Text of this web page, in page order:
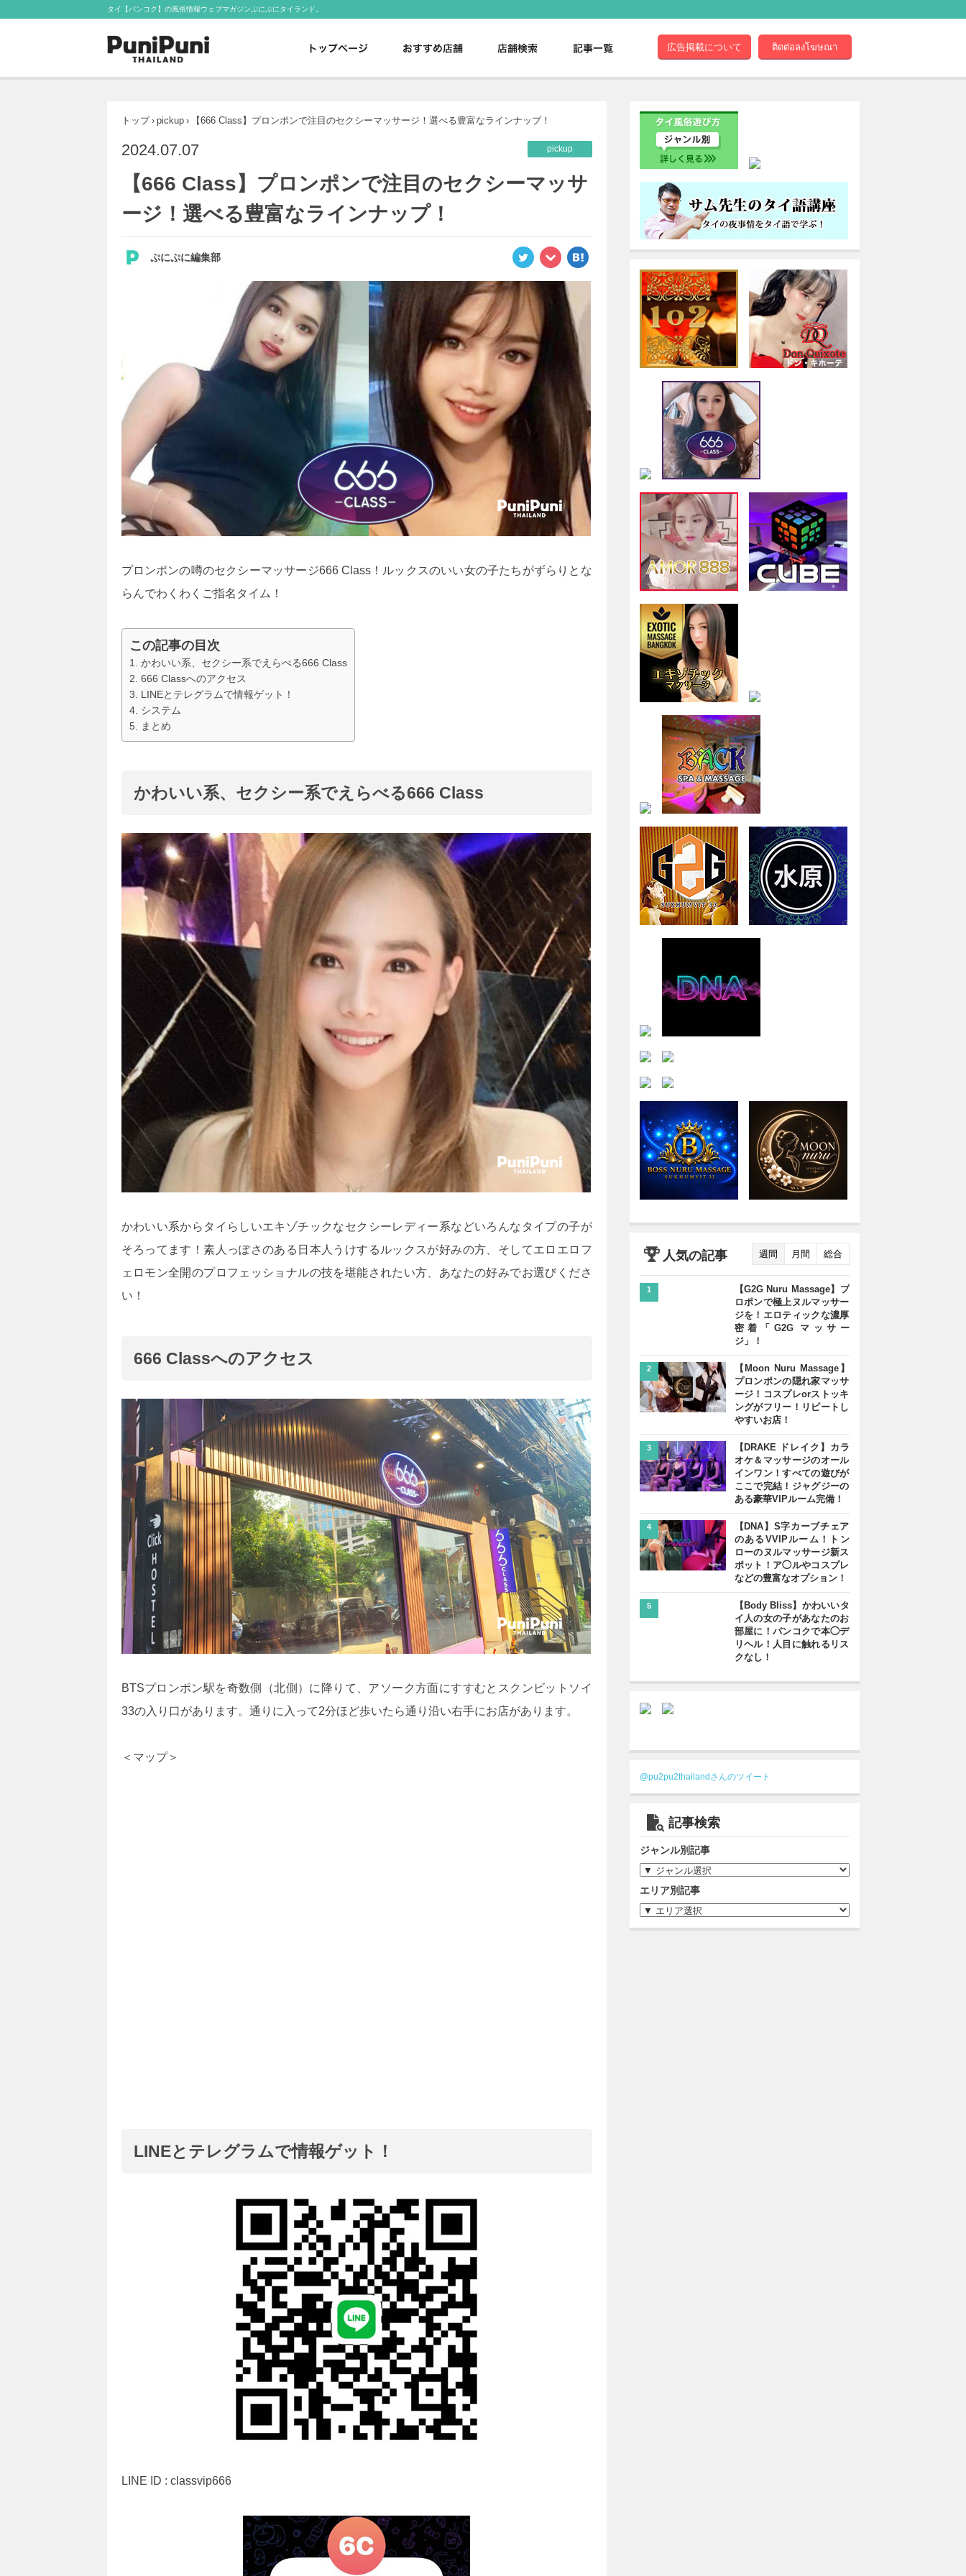
タイ【バンコク】の風俗情報ウェブマガジンぷにぷにタイランド。
広告掲載について ติดต่อลงโฆษณา
トップ › pickup › 【666 Class】プロンポンで注目のセクシーマッサージ！選べる豊富なラインナップ！
2024.07.07 pickup
【666 Class】プロンポンで注目のセクシーマッサ
ージ！選べる豊富なラインナップ！
ぷにぷに編集部
プロンポンの噂のセクシーマッサージ666 Class！ルックスのいい女の子たちがずらりとな
らんでわくわくご指名タイム！
この記事の目次
かわいい系、セクシー系でえらべる666 Class
666 Classへのアクセス
LINEとテレグラムで情報ゲット！
システム
まとめ
かわいい系、セクシー系でえらべる666 Class
かわいい系からタイらしいエキゾチックなセクシーレディー系などいろんなタイプの子が
そろってます！素人っぽさのある日本人うけするルックスが好みの方、そしてエロエロフ
ェロモン全開のプロフェッショナルの技を堪能されたい方、あなたの好みでお選びくださ
い！
666 Classへのアクセス
BTSプロンポン駅を奇数側（北側）に降りて、アソーク方面にすすむとスクンビットソイ
33の入り口があります。通りに入って2分ほど歩いたら通り沿い右手にお店があります。
＜マップ＞
LINEとテレグラムで情報ゲット！
LINE ID : classvip666
人気の記事 週間 月間 総合
1
【G2G Nuru Massage】プ
ロポンで極上ヌルマッサー
ジを！エロティックな濃厚
密着「G2G マッサー
ジ」！
2
【Moon Nuru Massage】
プロンポンの隠れ家マッサ
ージ！コスプレorストッキ
ングがフリー！リピートし
やすいお店！
3
【DRAKE ドレイク】カラ
オケ＆マッサージのオール
インワン！すべての遊びが
ここで完結！ジャグジーの
ある豪華VIPルーム完備！
4
【DNA】S字カーブチェア
のあるVVIPルーム！トン
ローのヌルマッサージ新ス
ポット！ア◯ルやコスプレ
などの豊富なオプション！
5
【Body Bliss】かわいいタ
イ人の女の子があなたのお
部屋に！バンコクで本◯デ
リヘル！人目に触れるリス
クなし！
@pu2pu2thailandさんのツイート
記事検索
ジャンル別記事
エリア別記事